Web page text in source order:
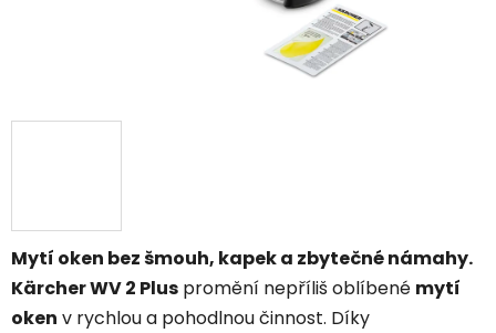
Mytí oken bez šmouh, kapek a zbytečné námahy.
Kärcher WV 2 Plus promění nepříliš oblíbené mytí
oken v rychlou a pohodlnou činnost. Díky